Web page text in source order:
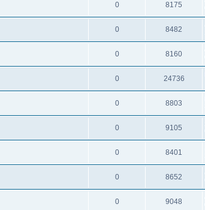
0 8175
0 8482
0 8160
0 24736
0 8803
0 9105
0 8401
0 8652
0 9048